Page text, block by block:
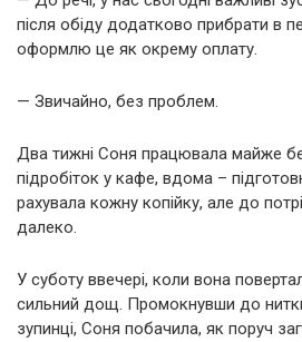
після обіду додатково прибрати в
оформлю це як окрему оплату.
— Звичайно, без проблем.
Два тижні Соня працювала майже
підробіток у кафе, вдома –
рахувала кожну копійку, але до
далеко.
У суботу ввечері, коли вона
сильний дощ. Промокнувши до
зупинці, Соня побачила, як поруч